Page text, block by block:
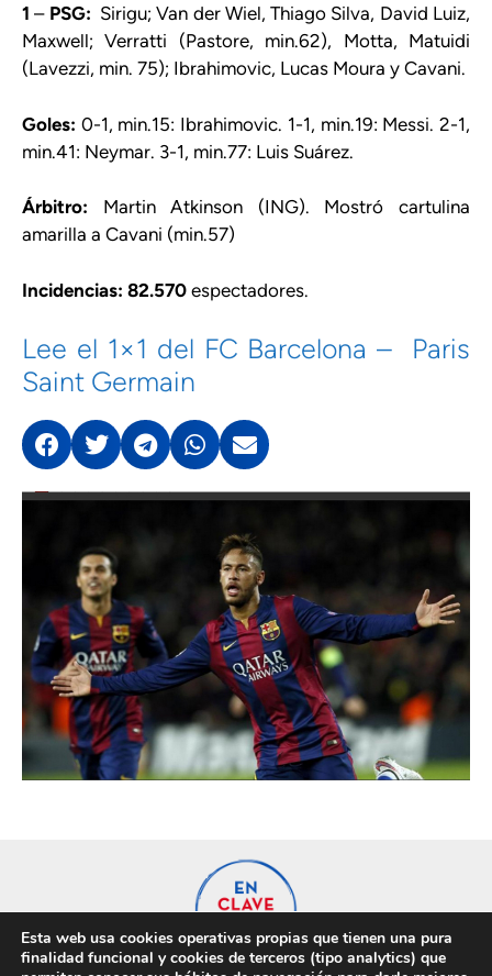
1 – PSG: Sirigu; Van der Wiel, Thiago Silva, David Luiz,
Maxwell; Verratti (Pastore, min.62), Motta, Matuidi
(Lavezzi, min. 75); Ibrahimovic, Lucas Moura y Cavani.
Goles: 0-1, min.15: Ibrahimovic. 1-1, min.19: Messi. 2-1,
min.41: Neymar. 3-1, min.77: Luis Suárez.
Árbitro: Martin Atkinson (ING). Mostró cartulina
amarilla a Cavani (min.57)
Incidencias: 82.570 espectadores.
Lee el 1×1 del FC Barcelona – Paris
Saint Germain
Esta web usa cookies operativas propias que tienen una pura
finalidad funcional y cookies de terceros (tipo analytics) que